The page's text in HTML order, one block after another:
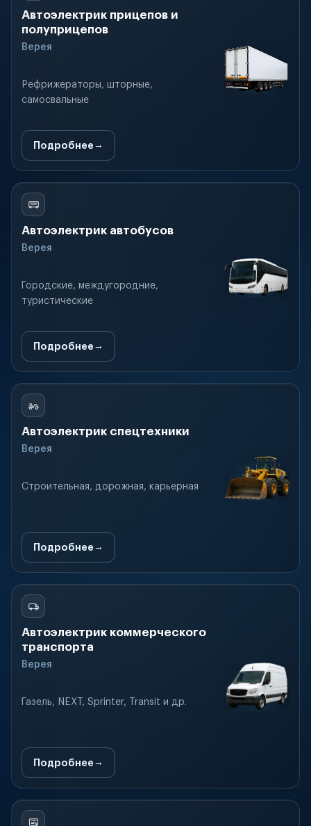
Автоэлектрик прицепов и
полуприцепов
Верея
Рефрижераторы, шторные,
самосвальные
Подробнее
Автоэлектрик автобусов
Верея
Городские, междугородние,
туристические
Подробнее
Автоэлектрик спецтехники
Верея
Строительная, дорожная, карьерная
Подробнее
Автоэлектрик коммерческого
транспорта
Верея
Газель, NEXT, Sprinter, Transit и др.
Подробнее